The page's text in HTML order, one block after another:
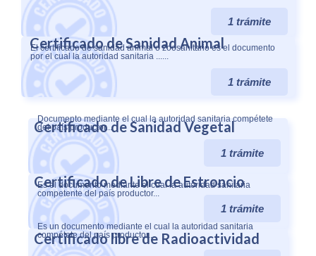
1 trámite
Certificado de Sanidad Animal​
El certificado de sanidad animal o zoosanitario es el documento
por el cual la autoridad sanitaria ......
1 trámite
Certificado de Sanidad Vegetal
Documento mediante el cual la autoridad sanitaria compétete
del país productor...
1 trámite
Certificado de Libre de Estroncio
Es el documento mediante el cual la autoridad sanitaria
competente del país productor...
1 trámite
Certificado libre de Radioactividad
Es un documento mediante el cual la autoridad sanitaria
compétete del país productor...